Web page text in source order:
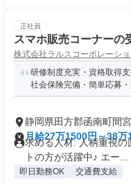
正社員
スマホ販売コーナーの
株式会社ラルスコーポレーシ
研修制度充実・資格取得
社会保険完備・簡単応募
静岡県田方郡函南町間宮
月給27万1500円～38万
求める人材: 人柄重視
トの方が活躍中♪ エー...
即日勤務OK 交通費支給